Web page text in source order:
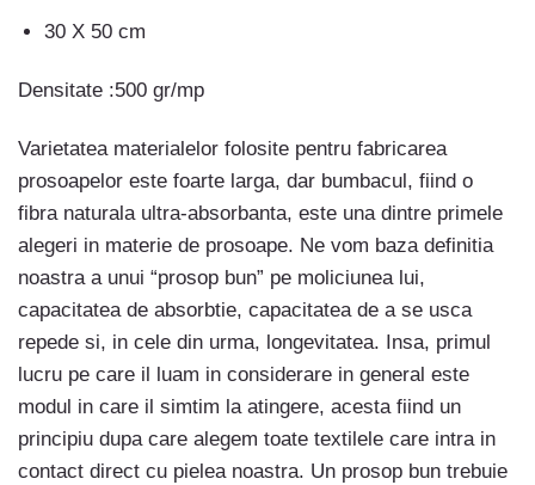
30 X 50 cm
Densitate :500 gr/mp
Varietatea materialelor folosite pentru fabricarea
prosoapelor este foarte larga, dar bumbacul, fiind o
fibra naturala ultra-absorbanta, este una dintre primele
alegeri in materie de prosoape. Ne vom baza definitia
noastra a unui “prosop bun” pe moliciunea lui,
capacitatea de absorbtie, capacitatea de a se usca
repede si, in cele din urma, longevitatea. Insa, primul
lucru pe care il luam in considerare in general este
modul in care il simtim la atingere, acesta fiind un
principiu dupa care alegem toate textilele care intra in
contact direct cu pielea noastra. Un prosop bun trebuie